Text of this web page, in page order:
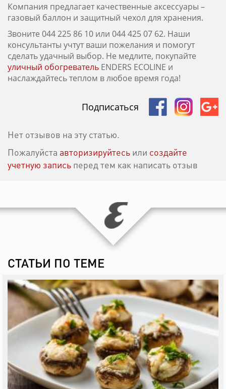
Компания предлагает качественные аксессуары –
газовый баллон и защитный чехол для хранения.
Звоните 044 225 86 10 или 044 425 07 62. Наши
консультанты учтут ваши пожелания и помогут
сделать удачный выбор. Не медлите, покупайте
уличный обогреватель ENDERS ECOLINE и
наслаждайтесь теплом в любое время года!
Подписаться
Нет отзывов на эту статью.
Пожалуйста авторизируйтесь или создайте
учетную запись перед тем как написать отзыв
СТАТЬИ ПО ТЕМЕ